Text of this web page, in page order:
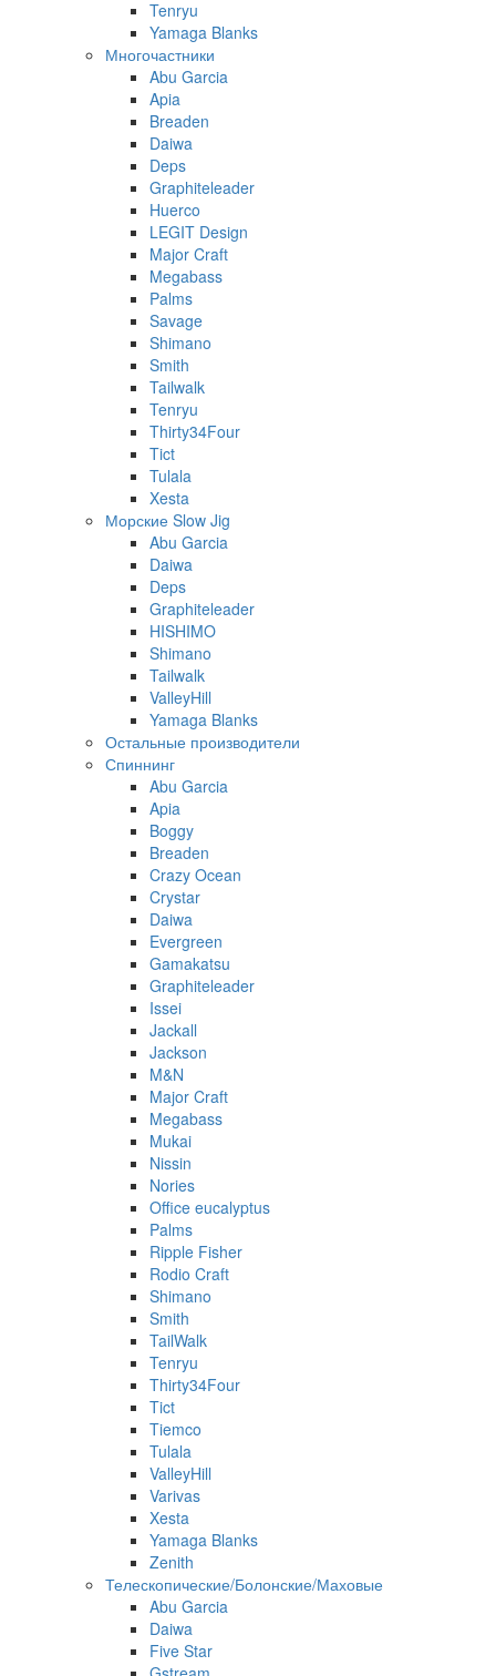
Tenryu
Yamaga Blanks
Многочастники
Abu Garcia
Apia
Breaden
Daiwa
Deps
Graphiteleader
Huerco
LEGIT Design
Major Craft
Megabass
Palms
Savage
Shimano
Smith
Tailwalk
Tenryu
Thirty34Four
Tict
Tulala
Xesta
Морские Slow Jig
Abu Garcia
Daiwa
Deps
Graphiteleader
HISHIMO
Shimano
Tailwalk
ValleyHill
Yamaga Blanks
Остальные производители
Спиннинг
Abu Garcia
Apia
Boggy
Breaden
Crazy Ocean
Crystar
Daiwa
Evergreen
Gamakatsu
Graphiteleader
Issei
Jackall
Jackson
M&N
Major Craft
Megabass
Mukai
Nissin
Nories
Office eucalyptus
Palms
Ripple Fisher
Rodio Craft
Shimano
Smith
TailWalk
Tenryu
Thirty34Four
Tict
Tiemco
Tulala
ValleyHill
Varivas
Xesta
Yamaga Blanks
Zenith
Телескопические/Болонские/Маховые
Abu Garcia
Daiwa
Five Star